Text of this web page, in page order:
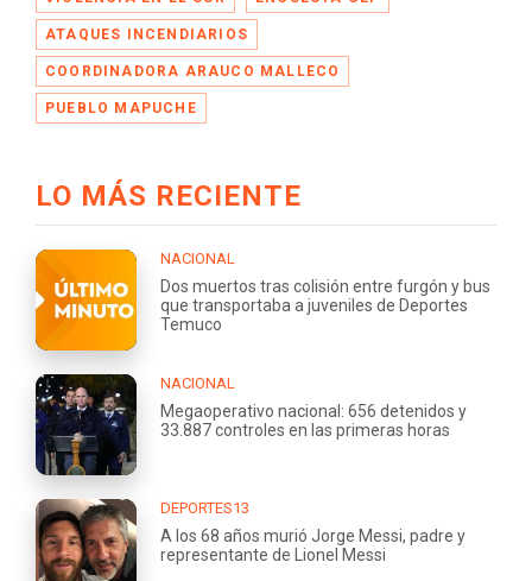
ATAQUES INCENDIARIOS
COORDINADORA ARAUCO MALLECO
PUEBLO MAPUCHE
LO MÁS RECIENTE
NACIONAL
Dos muertos tras colisión entre furgón y bus
que transportaba a juveniles de Deportes
Temuco
NACIONAL
Megaoperativo nacional: 656 detenidos y
33.887 controles en las primeras horas
DEPORTES13
A los 68 años murió Jorge Messi, padre y
representante de Lionel Messi